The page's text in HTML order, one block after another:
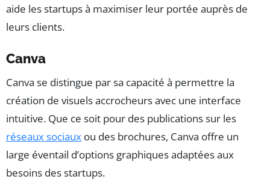
aide les startups à maximiser leur portée auprès de
leurs clients.
Canva
Canva se distingue par sa capacité à permettre la
création de visuels accrocheurs avec une interface
intuitive. Que ce soit pour des publications sur les
réseaux sociaux ou des brochures, Canva offre un
large éventail d’options graphiques adaptées aux
besoins des startups.